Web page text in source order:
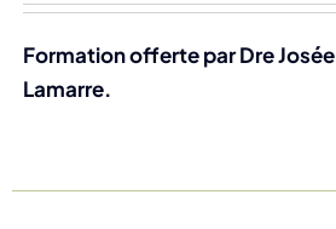
Formation offerte par Dre Josée
Lamarre.